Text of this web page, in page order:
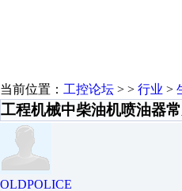
当前位置： 工控论坛 > > 行业 >
工程机械中柴油机喷油器
OLDPOLICE